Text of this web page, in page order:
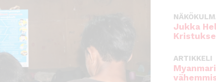
Jukka
ARTIKKELI